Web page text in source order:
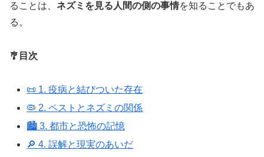
ることは、 ネズミを見る人間の側の事情を知ることでもあ
る。
🎐目次
📜 1. 疫病と結びついた存在
🦠 2. ペストとネズミの関係
🏙️ 3. 都市と恐怖の記憶
🔎 4. 誤解と現実のあいだ